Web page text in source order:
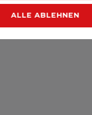
ALLE ABLEHNEN